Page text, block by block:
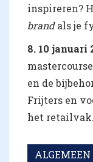
inspireren?
brandals je
8. 10 januari
en de
Frijters en
het retailvak.
ALGEMEEN